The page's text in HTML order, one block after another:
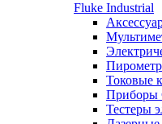
Fluke Industrial
Токовые
Тестеры